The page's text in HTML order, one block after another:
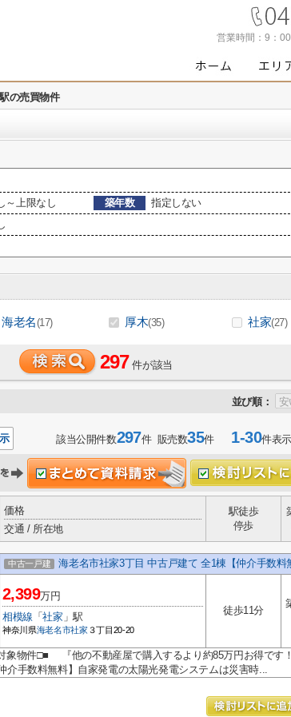
営業時間： 9：
の売買物件
～上限なし 築年数
指定しない
海老名(17) 厚木(35) 社家(27)
297 件が該当
並び順：
該当公開件数297件 販売数35件1-30件表示
価格
交通 / 所在地
駅徒歩
停歩
中古一戸建 海老名市社家3丁目 中古戸建て 全1棟【仲介手数料
2,399万円
相模線 「社家 」駅
神奈川県海老名市社家 ３丁目20-20
徒歩11分
象物件□■ 『他の不動産屋で購入するより約85万円お得で
介手数料無料】自家発電の太陽光発電システムは災害時...